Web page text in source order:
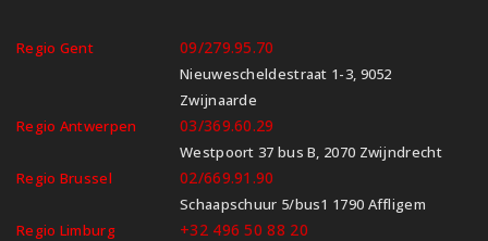
Regio Gent 09/279.95.70
Nieuwescheldestraat 1-3, 9052
Zwijnaarde
Regio Antwerpen
03/369.60.29
Westpoort 37 bus B, 2070 Zwijndrecht
Regio Brussel
02/669.91.90
Schaapschuur 5/bus1 1790 Affligem
Regio Limburg
+32 496 50 88 20